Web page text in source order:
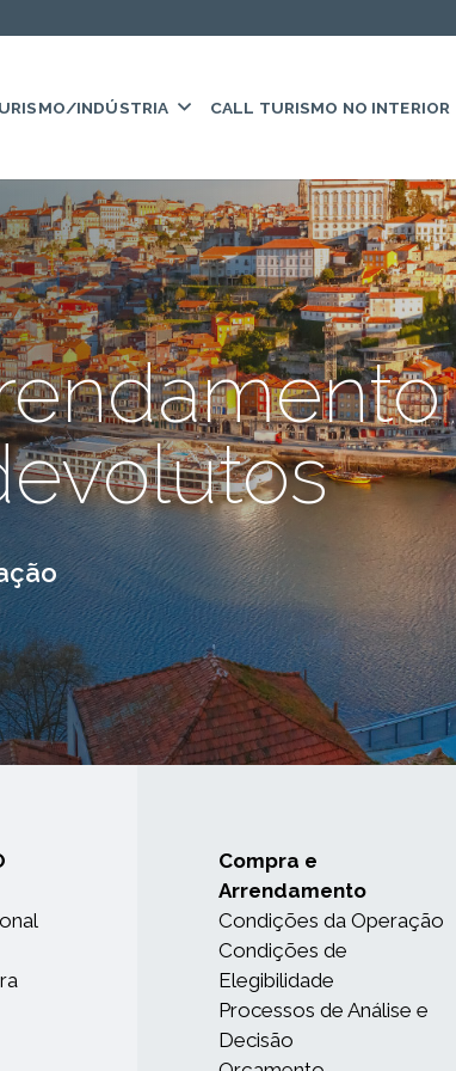
INDÚSTRIA CALL TURISMO NO INTERIOR
Compra e
Arrendamento
Condições da Operação
Condições de
Elegibilidade
Processos de Análise e
Decisão